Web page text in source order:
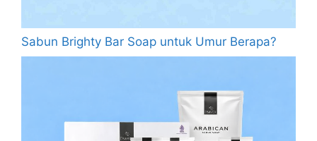
Sabun Brighty Bar Soap untuk Umur Berapa?